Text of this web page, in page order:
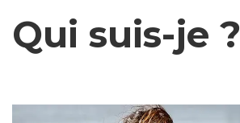
Qui suis-je ?